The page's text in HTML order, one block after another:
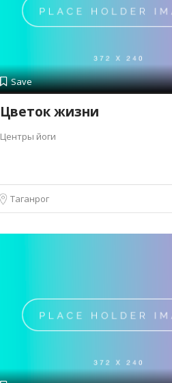
Save
Цветок жизни
Центры йоги
Таганрог